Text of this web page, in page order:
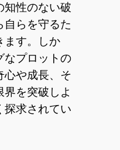
知性のない破
自らを守るた
ます。しか
なプロットの
心や成長、そ
界を突破しよ
探求されてい